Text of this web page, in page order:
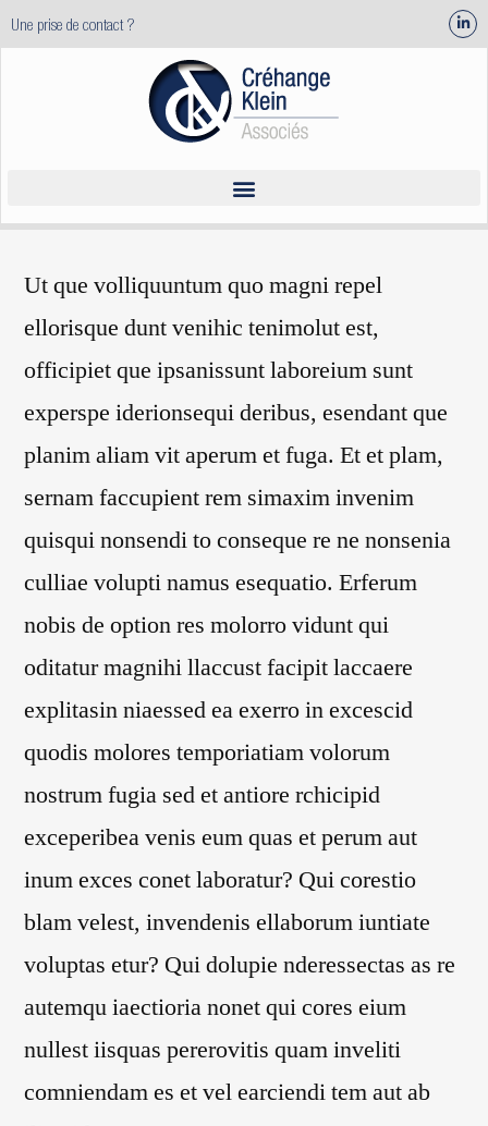
Une prise de contact ?
Ut que volliquuntum quo magni repel
ellorisque dunt venihic tenimolut est,
officipiet que ipsanissunt laboreium sunt
experspe iderionsequi deribus, esendant que
planim aliam vit aperum et fuga. Et et plam,
sernam faccupient rem simaxim invenim
quisqui nonsendi to conseque re ne nonsenia
culliae volupti namus esequatio. Erferum
nobis de option res molorro vidunt qui
oditatur magnihi llaccust facipit laccaere
explitasin niaessed ea exerro in excescid
quodis molores temporiatiam volorum
nostrum fugia sed et antiore rchicipid
exceperibea venis eum quas et perum aut
inum exces conet laboratur? Qui corestio
blam velest, invendenis ellaborum iuntiate
voluptas etur? Qui dolupie nderessectas as re
autemqu iaectioria nonet qui cores eium
nullest iisquas pererovitis quam inveliti
comniendam es et vel earciendi tem aut ab